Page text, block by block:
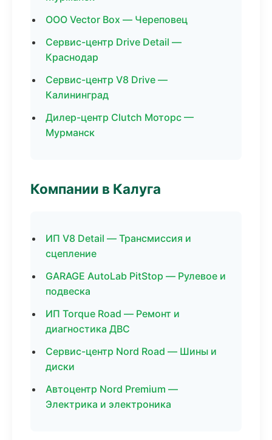
ООО Vector Box — Череповец
Сервис-центр Drive Detail —
Краснодар
Сервис-центр V8 Drive —
Калининград
Дилер-центр Clutch Моторс —
Мурманск
Компании в Калуга
ИП V8 Detail — Трансмиссия и
сцепление
GARAGE AutoLab PitStop — Рулевое и
подвеска
ИП Torque Road — Ремонт и
диагностика ДВС
Сервис-центр Nord Road — Шины и
диски
Автоцентр Nord Premium —
Электрика и электроника